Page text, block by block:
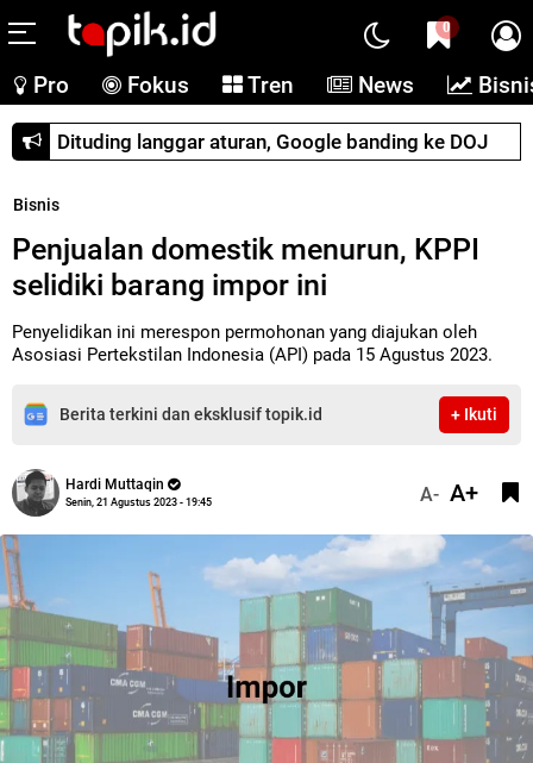
0
Pro Fokus Tren News
Dituding langgar aturan, Google banding ke DOJ
Bisnis
Penjualan domestik menurun, KPPI
selidiki barang impor ini
Penyelidikan ini merespon permohonan yang diajukan oleh
Asosiasi Pertekstilan Indonesia (API) pada 15 Agustus 2023.
Berita terkini dan eksklusif topik.id + Ikuti
Hardi Muttaqin
Senin, 21 Agustus 2023 - 19:45 A- A+